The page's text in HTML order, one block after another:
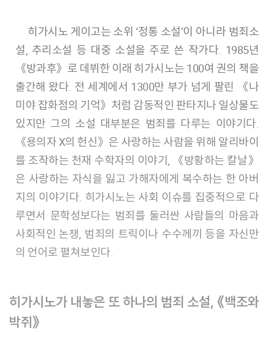
히가시노 게이고는 소위 ‘정통 소설’이 아니라 범죄소
설, 추리소설 등 대중 소설을 주로 쓴 작가다. 1985년
《방과후》로 데뷔한 이래 히가시노는 100여 권의 책을
출간해 왔다. 전 세계에서 1300만 부가 넘게 팔린 《나
미야 잡화점의 기억》처럼 감동적인 판타지나 일상물도
있지만 그의 소설 대부분은 범죄를 다루는 이야기다.
《용의자 X의 헌신》은 사랑하는 사람을 위해 알리바이
를 조작하는 천재 수학자의 이야기, 《방황하는 칼날》
은 사랑하는 자식을 잃고 가해자에게 복수하는 한 아버
지의 이야기다. 히가시노는 사회 이슈를 집중적으로 다
루면서 문학성보다는 범죄를 둘러싼 사람들의 마음과
사회적인 논쟁, 범죄의 트릭이나 수수께끼 등을 자신만
의 언어로 펼쳐보인다.
히가시노가 내놓은 또 하나의 범죄 소설, 《백조와
박쥐》